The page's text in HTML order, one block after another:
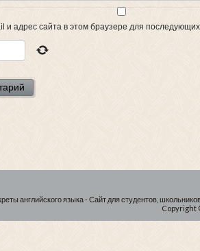
и адрес сайта в этом браузере для
английского языка - Сайт для студентов,
Copyright